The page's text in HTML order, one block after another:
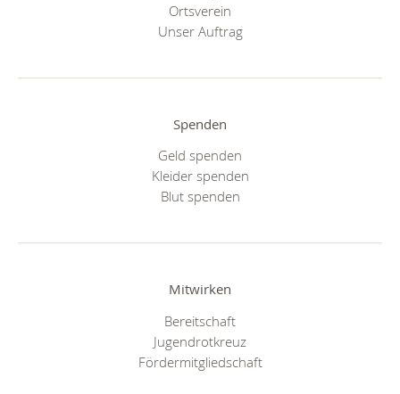
Ortsverein
Unser Auftrag
Spenden
Geld spenden
Kleider spenden
Blut spenden
Mitwirken
Bereitschaft
Jugendrotkreuz
Fördermitgliedschaft